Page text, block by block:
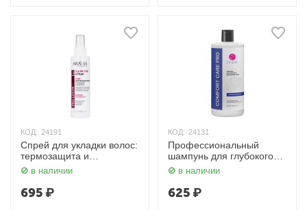
КОД: 24191
Спрей для укладки волос:
термозащита и
антистатик All-In-One
в наличии
695₽
КОД: 24131
Профессиональный
шампунь для глубокого
увлажнения волос 1000
в наличии
625₽